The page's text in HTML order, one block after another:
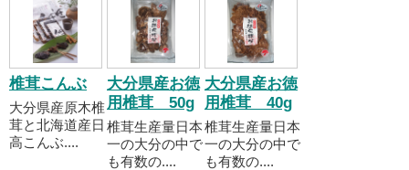
椎茸こんぶ
大分県産原木椎
茸と北海道産日
高こんぶ....
大分県産お徳
用椎茸 50g
椎茸生産量日本
一の大分の中で
も有数の....
大分県産お徳
用椎茸 40g
椎茸生産量日本
一の大分の中で
も有数の....